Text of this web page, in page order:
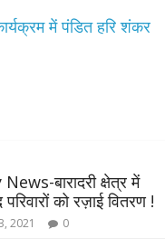
में पंडित हरि शंकर
बारादरी क्षेत्र में
को रज़ाई वितरण !
2021 0